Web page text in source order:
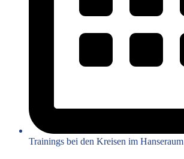
Trainings bei den Kreisen im Hanseraum